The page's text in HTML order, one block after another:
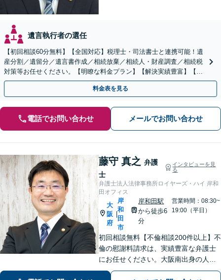
遺言執行者の選任
【初回相談60分無料】【全国対応】税理士・司法書士と連携可能！遺
産分割／遺留分／遺言書作成／相続放棄／相続人・財産調査／相続税
対策等お任せください。【明瞭な料金プラン】【解決実績豊富】【電
話相談可】
料金表を見る
電話でお問い合わせ メールでお問い合わせ
藤守 真之 弁護
士
インタビューを見
る
弁護士法人法律事務所ロイヤーズ・ハイ 岸和
田オフィス
大
阪
府
岸
和
田
市
岸和田駅
から徒歩6
分
営業時間：08:30~
19:00（平日）
初回相談無料【不倫相談200件以上】不
倫の慰謝料請求は、実績豊富な弁護士
にお任せください。大阪南出身の人情
派弁護士が対応【交通事故も強い】交